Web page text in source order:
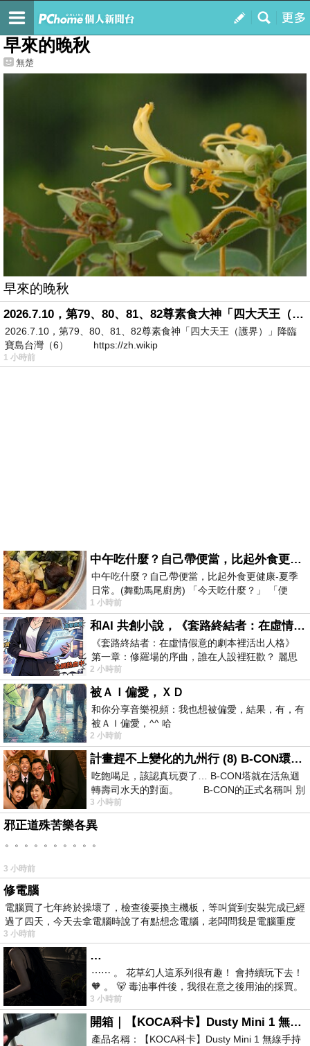
我的
最新文章
早來的晚秋
無楚
早來的晚秋
2026.7.10，第79、80、81、82尊素食大神「四大天王（護界）」降臨寶島台灣（6）
2026.7.10，第79、80、81、82尊素食神「四大天王（護界）」降臨
寶島台灣（6） https://zh.wikip
1 小時前
中午吃什麼？自己帶便當，比起外食更健康-夏季日常。(舞動馬尾廚房)
中午吃什麼？自己帶便當，比起外食更健康-夏季
日常。(舞動馬尾廚房) 「今天吃什麼？」 「便
當？麵？還是炒飯？」 每天都在選擇
1 小時前
和AI 共創小說，《套路終結者：在虛情假意的劇本裡活出人格》
《套路終結者：在虛情假意的劇本裡活出人格》
第一章：修羅場的序曲，誰在人設裡狂歡？ 麗思
卡爾頓酒店的總統套房內，燈光昏
2 小時前
被ＡＩ偏愛，ＸＤ
和你分享音樂視頻：我也想被偏愛，結果，有，有
被ＡＩ偏愛，^^ 哈
2 小時前
計畫趕不上變化的九州行 (8) B-CON環球塔
吃飽喝足，該認真玩耍了… B-CON塔就在活魚迴
轉壽司水天的對面。 B-CON的正式名稱叫 別
3 小時前
邪正道殊苦樂各異
。。。。。。。。。。
3 小時前
修電腦
電腦買了七年終於操壞了，檢查後要換主機板，等叫貨到安裝完成已經
過了四天，今天去拿電腦時說了有點想念電腦，老闆問我是電腦重度
3 小時前
…
⋯⋯ 。 花草幻人這系列很有趣！ 會持續玩下去！
🧡 。 🐻 毒油事件後，我很在意之後用油的採買。
前天購買了我之前就很愛
3 小時前
開箱｜【KOCA科卡】Dusty Mini 1 無線手持吸塵器
產品名稱：【KOCA科卡】Dusty Mini 1 無線手持